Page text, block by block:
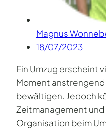
Magnus
18/07/2023
Ein Umzug erscheint
Moment anstrengend
bewältigen. Jedoch
Zeitmanagement
Organisation beim